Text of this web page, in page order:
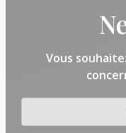
Vous